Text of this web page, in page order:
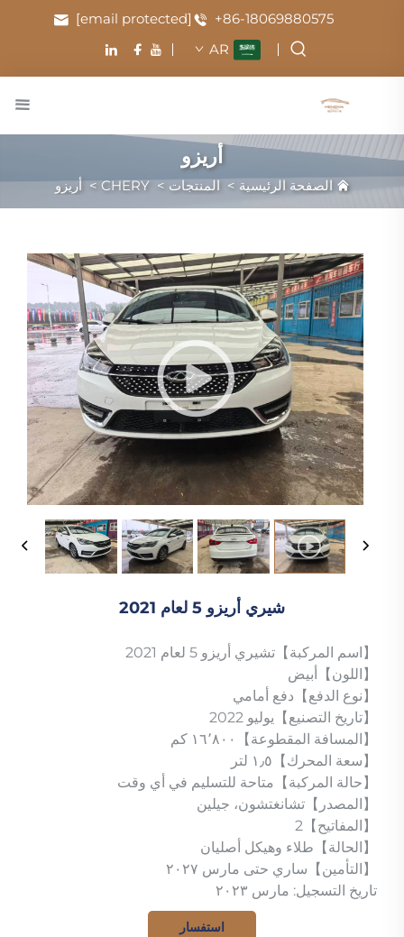
+86-18069880575
[email protected]
AR
أريزو
الصفحة الرئيسية > المنتجات >
CHERY
>أريزو
شيري أريزو 5 لعام 2021
【اسم المركبة】تشيري أريزو 5 لعام 2021
【اللون】أبيض
【نوع الدفع】دفع أمامي
【تاريخ التصنيع】يوليو 2022
【المسافة المقطوعة】١٦٬٨٠٠ كم
【سعة المحرك】١٫٥ لتر
【حالة المركبة】متاحة للتسليم في أي وقت
【المصدر】تشانغتشون، جيلين
【المفاتيح】2
【الحالة】طلاء وهيكل أصليان
【التأمين】ساري حتى مارس ٢٠٢٧
تاريخ التسجيل: مارس ٢٠٢٣
استفسار